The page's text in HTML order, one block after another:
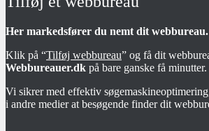
Her markedsfører du nemt dit webbureau.
Klik på “Tilføj webbureau” og få dit
Webbureauer.dk på bare ganske få minutter.
Vi sikrer med effektiv
i andre medier at besøgende finder dit